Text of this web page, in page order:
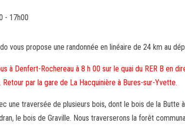
- 17h00
vous propose une randonnée en linéaire de 24 km au
à Denfert-Rochereau à 8 h 00 sur le quai du RER B en
Retour par la gare de La Hacquinière à Bures-sur-Yvette.
une traversée de plusieurs bois, dont le bois de la Butte
le bois de Graville. Nous traverserons la forêt